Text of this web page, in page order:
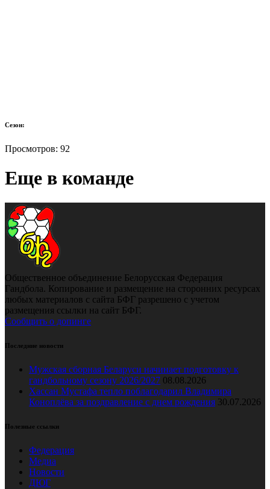
Сезон:
Просмотров: 92
Еще в команде
Общественное объединение Белорусская Федерация
Гандбола. Копирование и размещение на сторонних ресурсах
любых материалов с сайта БФГ разрешено с учетом
размещения ссылки на сайт БФГ.
Сообщить о допинге
Последние новости
Мужская сборная Беларуси начинает подготовку к
гандбольному сезону 2026/2027 08.08.2026
Хассан Мустафа тепло поблагодарил Владимира
Коноплёва за поздравление с днем рождения 30.07.2026
Полезные ссылки
Федерация
Медиа
Новости
ДЮГ